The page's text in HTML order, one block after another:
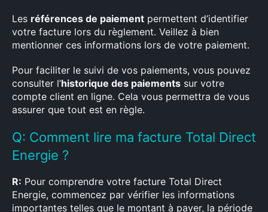
Les références de paiement permettent d’identifier
votre facture lors du règlement. Veillez à bien
mentionner ces informations lors de votre paiement.
Pour faciliter le suivi de vos paiements, vous pouvez
consulter l’historique des paiements sur votre
compte client en ligne. Cela vous permettra de vous
assurer que tout est en règle.
Q: Comment lire ma facture Total Direct
Energie ?
R: Pour comprendre votre facture Total Direct
Energie, commencez par vérifier les informations
importantes telles que le montant à payer, la période